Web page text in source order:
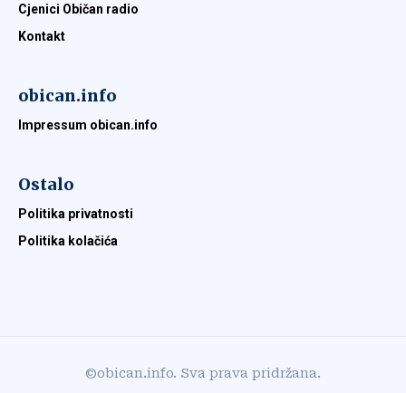
Cjenici Običan radio
Kontakt
obican.info
Impressum obican.info
Ostalo
Politika privatnosti
Politika kolačića
©obican.info. Sva prava pridržana.